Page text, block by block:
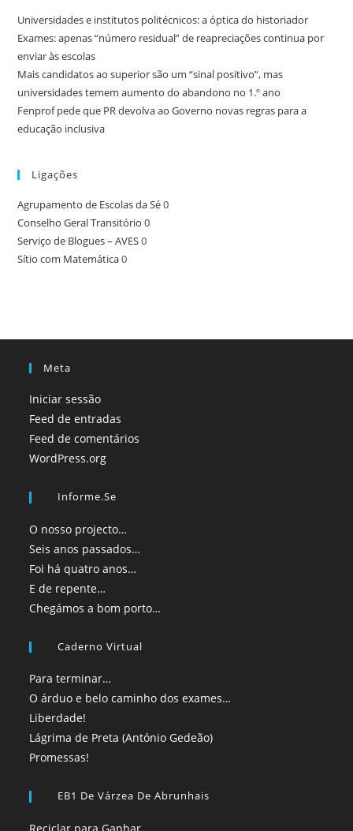
Universidades e institutos politécnicos: a óptica do historiador
Exames: apenas “número residual” de reapreciações continua por
enviar às escolas
Mais candidatos ao superior são um “sinal positivo”, mas
universidades temem aumento do abandono no 1.º ano
Fenprof pede que PR devolva ao Governo novas regras para a
educação inclusiva
Ligações
Agrupamento de Escolas da Sé0
Conselho Geral Transitório 0
Serviço de Blogues – AVES0
Sítio com Matemática0
Meta
Iniciar sessão
Feed de entradas
Feed de comentários
WordPress.org
Informe.se
O nosso projecto…
Seis anos passados…
Foi há quatro anos…
E de repente…
Chegámos a bom porto…
Caderno Virtual
Para terminar…
O árduo e belo caminho dos exames…
Liberdade!
Lágrima de Preta (António Gedeão)
Promessas!
EB1 De Várzea De Abrunhais